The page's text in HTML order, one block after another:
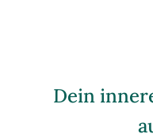
Dein